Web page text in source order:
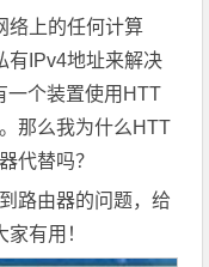
络上的任何计算
有IPv4地址来解决
一个装置使用HTT
那么我为什么HTT
代替吗？
路由器的问题，给
有用！